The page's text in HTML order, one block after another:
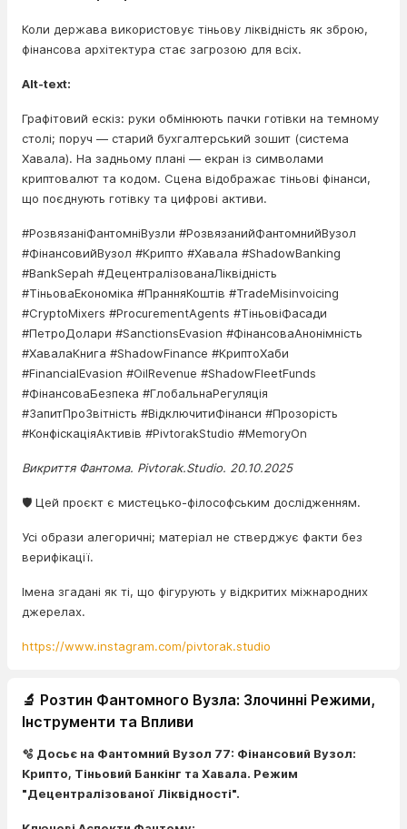
Коли держава використовує тіньову ліквідність як зброю,
фінансова архітектура стає загрозою для всіх.
Alt-text:
Графітовий ескіз: руки обмінюють пачки готівки на темному
столі; поруч — старий бухгалтерський зошит (система
Хавала). На задньому плані — екран із символами
криптовалют та кодом. Сцена відображає тіньові фінанси,
що поєднують готівку та цифрові активи.
#РозвязаніФантомніВузли #РозвязанийФантомнийВузол
#ФінансовийВузол #Крипто #Хавала #ShadowBanking
#BankSepah #ДецентралізованаЛіквідність
#ТіньоваЕкономіка #ПранняКоштів #TradeMisinvoicing
#CryptoMixers #ProcurementAgents #ТіньовіФасади
#ПетроДолари #SanctionsEvasion #ФінансоваАнонімність
#ХавалаКнига #ShadowFinance #КриптоХаби
#FinancialEvasion #OilRevenue #ShadowFleetFunds
#ФінансоваБезпека #ГлобальнаРегуляція
#ЗапитПроЗвітність #ВідключитиФінанси #Прозорість
#КонфіскаціяАктивів #PivtorakStudio #MemoryOn
Викриття Фантома. Pivtorak.Studio. 20.10.2025
🛡️ Цей проєкт є мистецько-філософським дослідженням.
Усі образи алегоричні; матеріал не стверджує факти без
верифікації.
Імена згадані як ті, що фігурують у відкритих міжнародних
джерелах.
https://www.instagram.com/pivtorak.studio
🔬 Розтин Фантомного Вузла: Злочинні Режими,
Інструменти та Впливи
🫧 Досьє на Фантомний Вузол 77: Фінансовий Вузол:
Крипто, Тіньовий Банкінг та Хавала. Режим
"Децентралізованої Ліквідності".